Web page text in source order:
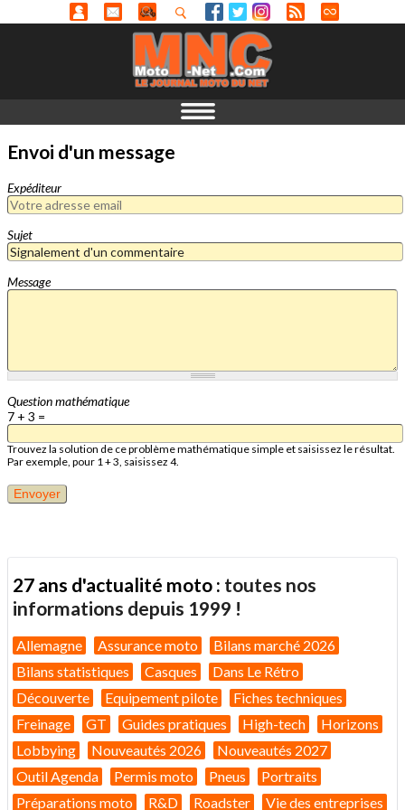
Envoi d'un message
Expéditeur
Sujet
Message
Question mathématique
7 + 3 =
Trouvez la solution de ce problème mathématique simple et saisissez le résultat.
Par exemple, pour 1 + 3, saisissez 4.
27 ans d'actualité moto : toutes nos
informations depuis 1999 !
Allemagne Assurance moto
Bilans marché 2026
Bilans statistiques
Casques
Dans Le Rétro
Découverte
Equipement pilote
Fiches techniques
Freinage
GT Guides pratiques High-tech
Horizons
Lobbying
Nouveautés 2026
Nouveautés 2027
Outil Agenda
Permis moto Pneus
Portraits
Préparations moto
R&D Roadster Vie des entreprises